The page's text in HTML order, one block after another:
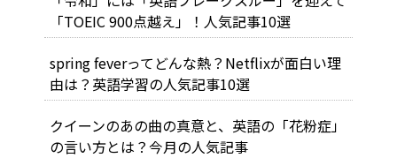
「TOEIC 900点越え」！人気記事10選
spring feverってどんな熱？Netflixが面白い理
由は？英語学習の人気記事10選
クイーンのあの曲の真意と、英語の「花粉症」
の言い方とは？今月の人気記事